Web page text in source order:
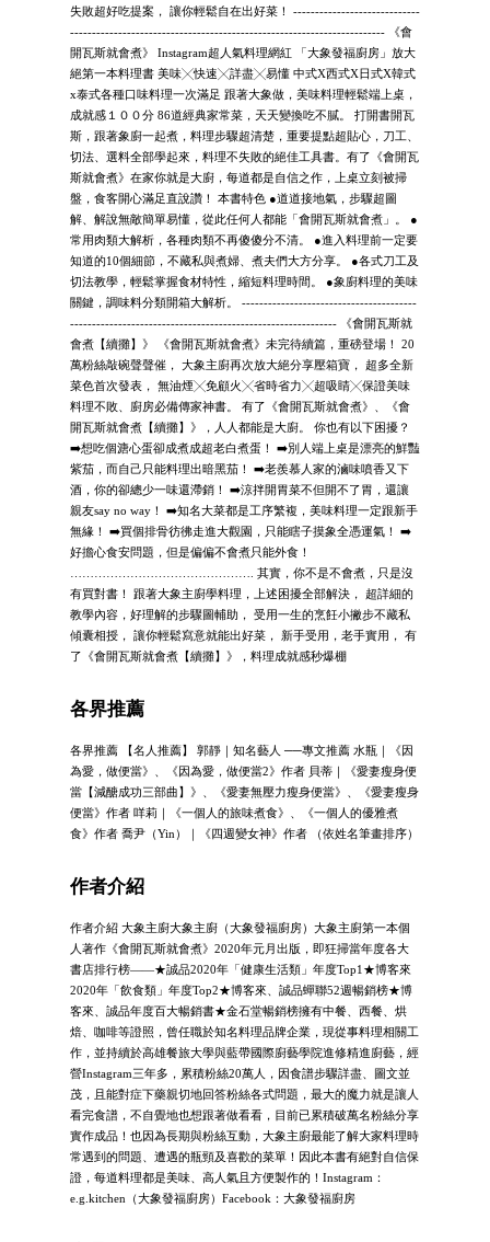
失敗超好吃提案， 讓你輕鬆自在出好菜！ -----------------------------
------------------------------------------------------------------------ 《會
開瓦斯就會煮》 Instagram超人氣料理網紅 「大象發福廚房」放大
絕第一本料理書 美味╳快速╳詳盡╳易懂 中式X西式X日式X韓式
x泰式各種口味料理一次滿足 跟著大象做，美味料理輕鬆端上桌，
成就感１００分 86道經典家常菜，天天變換吃不膩。 打開書開瓦
斯，跟著象廚一起煮，料理步驟超清楚，重要提點超貼心，刀工、
切法、選料全部學起來，料理不失敗的絕佳工具書。有了《會開瓦
斯就會煮》在家你就是大廚，每道都是自信之作，上桌立刻被掃
盤，食客開心滿足直說讚！ 本書特色 ●道道接地氣，步驟超圖
解、解說無敵簡單易懂，從此任何人都能「會開瓦斯就會煮」。 ●
常用肉類大解析，各種肉類不再傻傻分不清。 ●進入料理前一定要
知道的10個細節，不藏私與煮婦、煮夫們大方分享。 ●各式刀工及
切法教學，輕鬆掌握食材特性，縮短料理時間。 ●象廚料理的美味
關鍵，調味料分類開箱大解析。 ----------------------------------------
------------------------------------------------------------- 《會開瓦斯就
會煮【續攤】》 《會開瓦斯就會煮》未完待續篇，重磅登場！ 20
萬粉絲敲碗聲聲催， 大象主廚再次放大絕分享壓箱寶， 超多全新
菜色首次發表， 無油煙╳免顧火╳省時省力╳超吸睛╳保證美味
料理不敗、廚房必備傳家神書。 有了《會開瓦斯就會煮》、《會
開瓦斯就會煮【續攤】》，人人都能是大廚。 你也有以下困擾？
➡️想吃個溏心蛋卻成煮成超老白煮蛋！ ➡️別人端上桌是漂亮的鮮豔
紫茄，而自己只能料理出暗黑茄！ ➡️老羨慕人家的滷味噴香又下
酒，你的卻總少一味還滯銷！ ➡️涼拌開胃菜不但開不了胃，還讓
親友say no way！ ➡️知名大菜都是工序繁複，美味料理一定跟新手
無緣！ ➡️買個排骨彷彿走進大觀園，只能瞎子摸象全憑運氣！ ➡️
好擔心食安問題，但是偏偏不會煮只能外食！
………………………………………. 其實，你不是不會煮，只是沒
有買對書！ 跟著大象主廚學料理，上述困擾全部解決， 超詳細的
教學內容，好理解的步驟圖輔助， 受用一生的烹飪小撇步不藏私
傾囊相授， 讓你輕鬆寫意就能出好菜， 新手受用，老手實用， 有
了《會開瓦斯就會煮【續攤】》，料理成就感秒爆棚
各界推薦
各界推薦 【名人推薦】 郭靜｜知名藝人 ──專文推薦 水瓶｜《因
為愛，做便當》、《因為愛，做便當2》作者 貝蒂｜《愛妻瘦身便
當【減醣成功三部曲】》、《愛妻無壓力瘦身便當》、《愛妻瘦身
便當》作者 咩莉｜《一個人的旅味煮食》、《一個人的優雅煮
食》作者 喬尹（Yin）｜《四週變女神》作者 （依姓名筆畫排序）
作者介紹
作者介紹 大象主廚大象主廚（大象發福廚房）大象主廚第一本個
人著作《會開瓦斯就會煮》2020年元月出版，即狂掃當年度各大
書店排行榜——★誠品2020年「健康生活類」年度Top1★博客來
2020年「飲食類」年度Top2★博客來、誠品蟬聯52週暢銷榜★博
客來、誠品年度百大暢銷書★金石堂暢銷榜擁有中餐、西餐、烘
焙、咖啡等證照，曾任職於知名料理品牌企業，現從事料理相關工
作，並持續於高雄餐旅大學與藍帶國際廚藝學院進修精進廚藝，經
營Instagram三年多，累積粉絲20萬人，因食譜步驟詳盡、圖文並
茂，且能對症下藥親切地回答粉絲各式問題，最大的魔力就是讓人
看完食譜，不自覺地也想跟著做看看，目前已累積破萬名粉絲分享
實作成品！也因為長期與粉絲互動，大象主廚最能了解大家料理時
常遇到的問題、遭遇的瓶頸及喜歡的菜單！因此本書有絕對自信保
證，每道料理都是美味、高人氣且方便製作的！Instagram：
e.g.kitchen（大象發福廚房）Facebook：大象發福廚房